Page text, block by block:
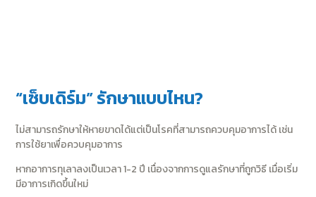
“เซ็บเดิร์ม” รักษาแบบไหน?
ไม่สามารถรักษาให้หายขาดได้แต่เป็นโรคที่สามารถควบคุมอาการได้ เช่น
การใช้ยาเพื่อควบคุมอาการ
หากอาการทุเลาลงเป็นเวลา 1-2 ปี เนื่องจากการดูแลรักษาที่ถูกวิธี เมื่อเริ่ม
มีอาการเกิดขึ้นใหม่